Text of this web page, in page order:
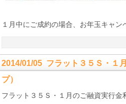
１月中にご成約の場合、お年玉キャン
2014/01/05 フラット３５Ｓ・１
プ）
フラット３５Ｓ・１月のご融資実行金